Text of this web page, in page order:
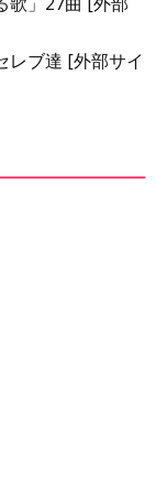
レブ達 [外部サイ